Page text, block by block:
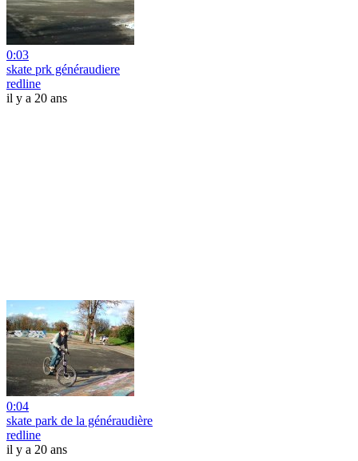
0:03
skate prk généraudiere
redline
il y a 20 ans
0:04
skate park de la généraudière
redline
il y a 20 ans